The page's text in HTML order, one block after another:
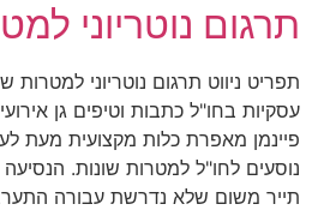
תרגום נוטריוני
תפריט ניווט תרגום נוטריוני למטרות
עסקיות בחו"ל כתבות וטיפים גן
פיינמן מאפרת כלות מקצועית מעת
נוסעים לחו"ל למטרות שונות.
תייר משום שלא נדרשת עבורה